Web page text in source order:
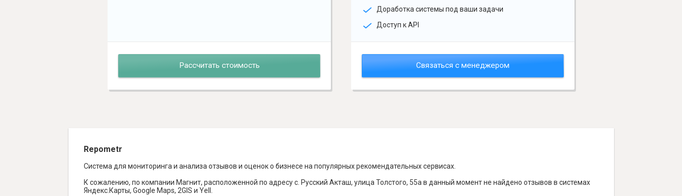
Рассчитать стоимость
Доработка системы под ваши задачи
Доступ к API
Связаться с менеджером
Repometr
Система для мониторинга и анализа отзывов и оценок о бизнесе на популярных рекомендательных сервисах.
К сожалению, по компании Магнит, расположенной по адресу с. Русский Акташ, улица Толстого, 55а в данный момент не найдено отзывов в системах
Яндекс.Карты, Google Maps, 2GIS и Yell.